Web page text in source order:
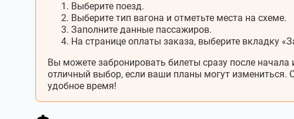
Выберите поезд.
Выберите тип вагона и отметьте места на схеме.
Заполните данные пассажиров.
На странице оплаты заказа, выберите вкладку
Вы можете забронировать билеты сразу после
отличный выбор, если ваши планы могут измениться.
удобное время!